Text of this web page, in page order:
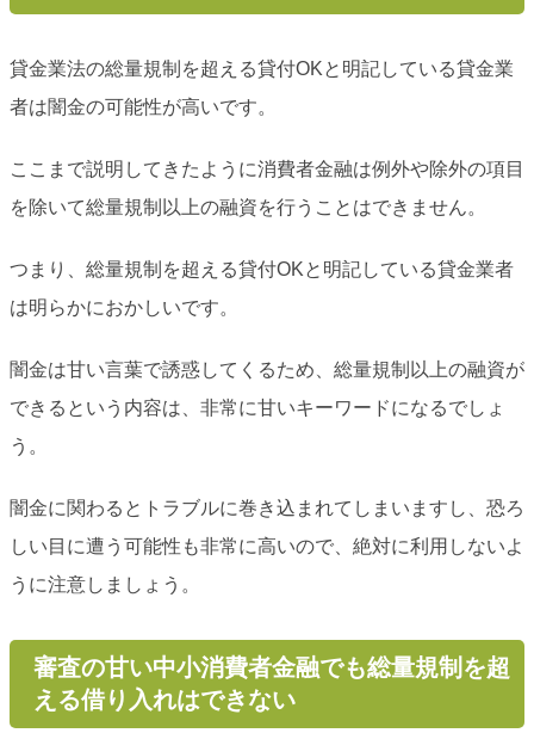
貸金業法の総量規制を超える貸付OKと明記している貸金業
者は闇金の可能性が高いです。
ここまで説明してきたように消費者金融は例外や除外の項目
を除いて総量規制以上の融資を行うことはできません。
つまり、総量規制を超える貸付OKと明記している貸金業者
は明らかにおかしいです。
闇金は甘い言葉で誘惑してくるため、総量規制以上の融資が
できるという内容は、非常に甘いキーワードになるでしょ
う。
闇金に関わるとトラブルに巻き込まれてしまいますし、恐ろ
しい目に遭う可能性も非常に高いので、絶対に利用しないよ
うに注意しましょう。
審査の甘い中小消費者金融でも総量規制を超
える借り入れはできない